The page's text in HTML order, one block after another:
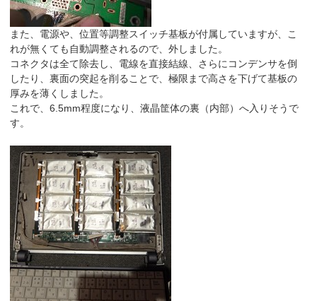
また、電源や、位置等調整スイッチ基板が付属していますが、こ
れが無くても自動調整されるので、外しました。
コネクタは全て除去し、電線を直接結線、さらにコンデンサを倒
したり、裏面の突起を削ることで、極限まで高さを下げて基板の
厚みを薄くしました。
これで、6.5mm程度になり、液晶筐体の裏（内部）へ入りそうで
す。